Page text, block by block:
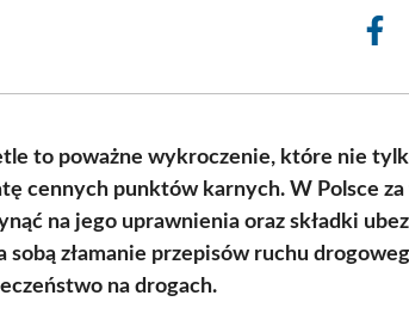
to poważne wykroczenie, które nie
cennych punktów karnych. W Polsce
na jego uprawnienia oraz składki
złamanie przepisów ruchu
na drogach.